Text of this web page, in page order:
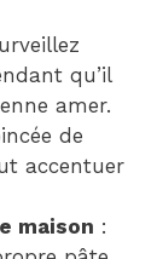
qu’il
amer.
de
accentuer
maison :